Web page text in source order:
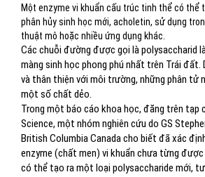
Một enzyme vi khuẩn cấu trúc tinh thể có thể
phân hủy sinh học mới, acholetin, sử dụng
thuật mô hoặc nhiều ứng dụng khác.
Các chuỗi đường được gọi là polysaccharid
màng sinh học phong phú nhất trên Trái
và thân thiện với môi trường, những phân tử
một số chất dẻo.
Trong một báo cáo khoa học, đăng trên tạp
Science, một nhóm nghiên cứu do GS
British Columbia Canada cho biết đã xác
enzyme (chất men) vi khuẩn chưa từng
có thể tạo ra một loại polysaccharide mới,